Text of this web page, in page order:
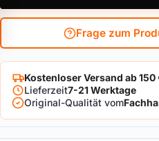
Frage zum
Kostenloser Versand ab 150
Lieferzeit7-21 Werktage
Original-Qualität vom